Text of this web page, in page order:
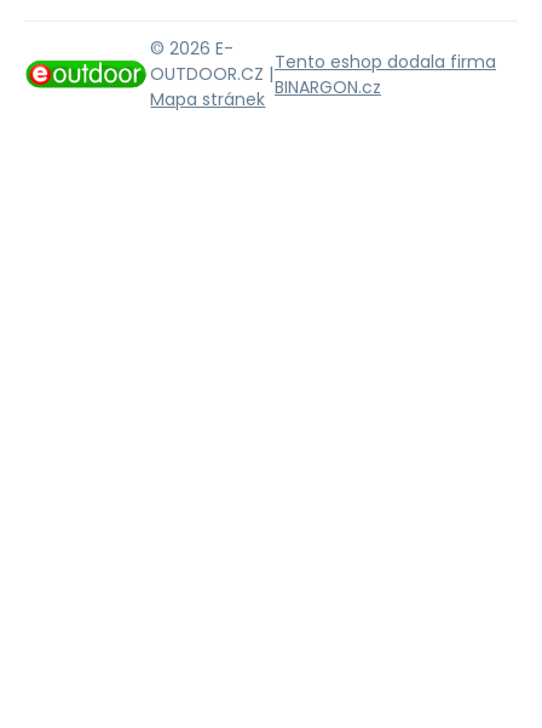
© 2026 E-
OUTDOOR.CZ |
Mapa stránek
Tento eshop dodala firma
BINARGON.cz